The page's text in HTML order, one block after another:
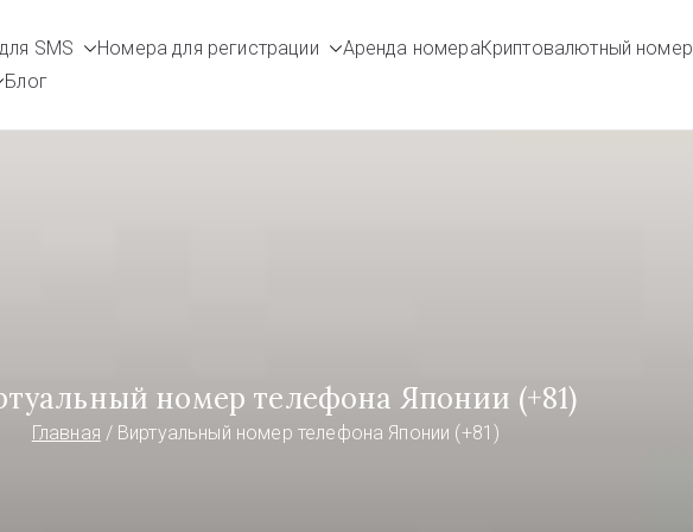
SMS Номера для регистрации Аренда номераКриптовалютный номер
Блог
номер телефона Японии (+81)
Главная Виртуальный номер телефона Японии (+81)